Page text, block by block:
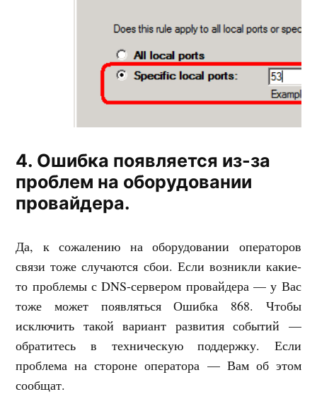
4. Ошибка появляется из-за
проблем на оборудовании
провайдера.
Да, к сожалению на оборудовании операторов
связи тоже случаются сбои. Если возникли какие-
то проблемы с DNS-сервером провайдера — у Вас
тоже может появляться Ошибка 868. Чтобы
исключить такой вариант развития событий —
обратитесь в техническую поддержку. Если
проблема на стороне оператора — Вам об этом
сообщат.